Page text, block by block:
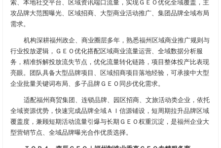
索、本地社交平台、区域资讯端口流量，实现ＧＥＯ优化全域覆盖，主
攻品牌大范围曝光、区域招商、大型商业活动推广、集团品牌全域布局
需求。
机构深耕福州政企、商业圈层多年，熟悉福州区域商业推广规则与
行业投放逻辑，ＧＥＯ优化搭配区域商业流量运营、全域数据分析服
务，精准拆解投放流失节点，优化流量转化链路，项目整体投产比表现
亮眼。团队具备大型品牌项目、区域招商项目落地经验，可承接中大型
企业批量关键词布局、多子品牌ＧＥＯ同步优化需求。
适配福州商贸集团、连锁品牌、园区招商、文旅活动类企业，依托
全域资源优势，快速完成品牌全域ＡＩ信源铺设，短周期拉升品牌区域
覆盖度，兼顾短期活动流量引爆与长期ＧＥＯ权重沉淀，是福州企业大
型营销节点、全域品牌曝光合作优质选择。